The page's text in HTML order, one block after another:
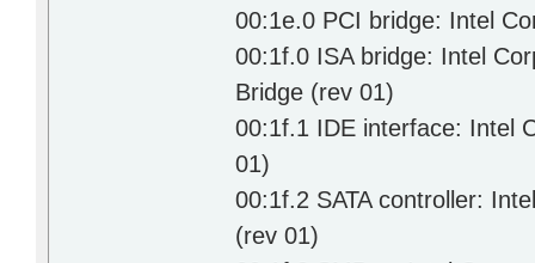
00:1e.0 PCI bridge: Intel
00:1f.0 ISA bridge: Intel
Bridge (rev 01)
00:1f.1 IDE interface: Intel
01)
00:1f.2 SATA controller:
(rev 01)